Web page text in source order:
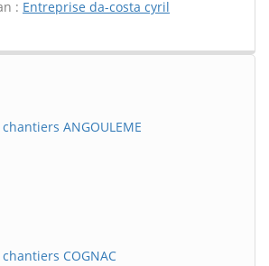
: Entreprise da-costa cyril
ANGOULEME
COGNAC